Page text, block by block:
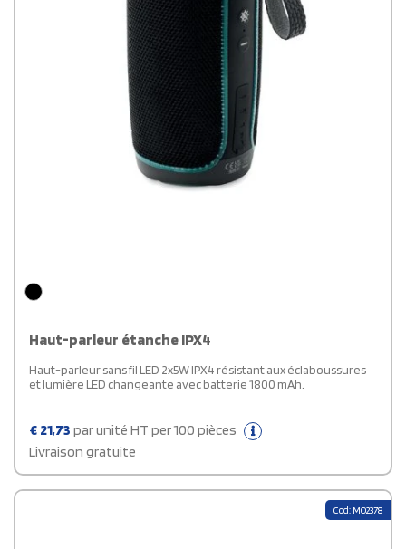
Haut-parleur étanche IPX4
Haut-parleur sans fil LED 2x5W IPX4 résistant aux éclaboussures
et lumière LED changeante avec batterie 1800 mAh.
€ 21,73 par unité HT per 100 pièces
Livraison gratuite
Cod: MO2378